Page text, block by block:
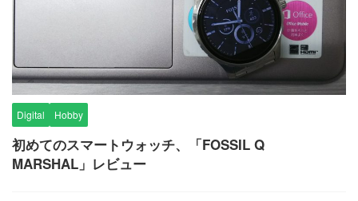
Digital Hobby
初めてのスマートウォッチ、「FOSSIL Q
MARSHAL」レビュー